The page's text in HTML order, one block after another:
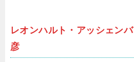
レオンハルト・アッシェ
彦